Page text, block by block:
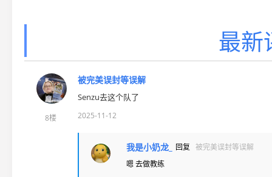
最新
8楼
被完美误封等误解
Senzu去这个队了
2025-11-12
我是小奶龙_ 回复 被完美误封等误解
嗯 去做教练